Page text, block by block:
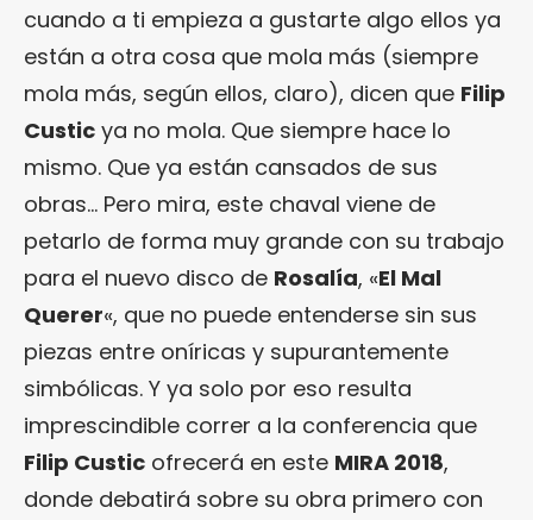
cuando a ti empieza a gustarte algo ellos ya
están a otra cosa que mola más (siempre
mola más, según ellos, claro), dicen que Filip
Custic ya no mola. Que siempre hace lo
mismo. Que ya están cansados de sus
obras… Pero mira, este chaval viene de
petarlo de forma muy grande con su trabajo
para el nuevo disco de Rosalía, «El Mal
Querer«, que no puede entenderse sin sus
piezas entre oníricas y supurantemente
simbólicas. Y ya solo por eso resulta
imprescindible correr a la conferencia que
Filip Custic ofrecerá en este MIRA 2018,
donde debatirá sobre su obra primero con